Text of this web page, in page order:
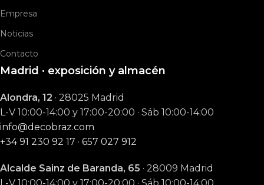
Empresa
Noticias
Contacto
Madrid · exposición y almacén
Alondra, 12 · 28025 Madrid
L-V 10:00-14:00 y 17:00-20:00 · Sáb 10:00-14:00
info@decobraz.com
+34 91 230 92 17 · 657 027 912
Alcalde Sainz de Baranda, 65 · 28009 Madrid